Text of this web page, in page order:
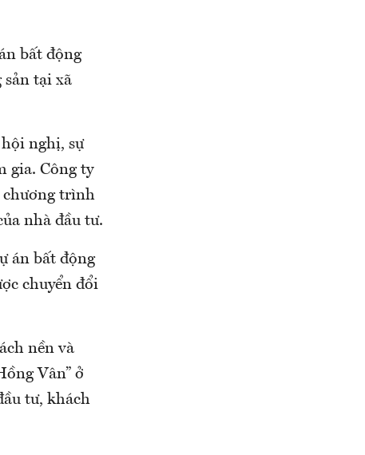
bất động
sản tại xã
nghị, sự
gia. Công ty
chương trình
nhà đầu tư.
án bất động
chuyển đổi
nền và
Vân” ở
tư, khách